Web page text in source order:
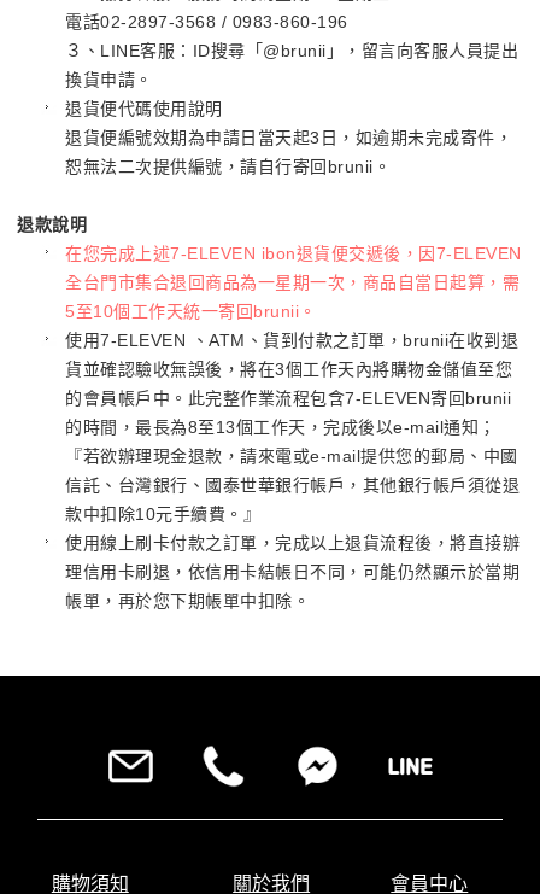
電話02-2897-3568 / 0983-860-196
３、LINE客服：ID搜尋「@brunii」，留言向客服人員提出
換貨申請。
退貨便代碼使用說明
退貨便編號效期為申請日當天起3日，如逾期未完成寄件，
恕無法二次提供編號，請自行寄回brunii。
退款說明
在您完成上述7-ELEVEN ibon退貨便交遞後，因7-ELEVEN
全台門市集合退回商品為一星期一次，商品自當日起算，需
5至10個工作天統一寄回brunii。
使用7-ELEVEN 、ATM、貨到付款之訂單，brunii在收到退
貨並確認驗收無誤後，將在3個工作天內將購物金儲值至您
的會員帳戶中。此完整作業流程包含7-ELEVEN寄回brunii
的時間，最長為8至13個工作天，完成後以e-mail通知；
『若欲辦理現金退款，請來電或e-mail提供您的郵局、中國
信託、台灣銀行、國泰世華銀行帳戶，其他銀行帳戶須從退
款中扣除10元手續費。』
使用線上刷卡付款之訂單，完成以上退貨流程後，將直接辦
理信用卡刷退，依信用卡結帳日不同，可能仍然顯示於當期
帳單，再於您下期帳單中扣除。
購物須知 關於我們 會員中心